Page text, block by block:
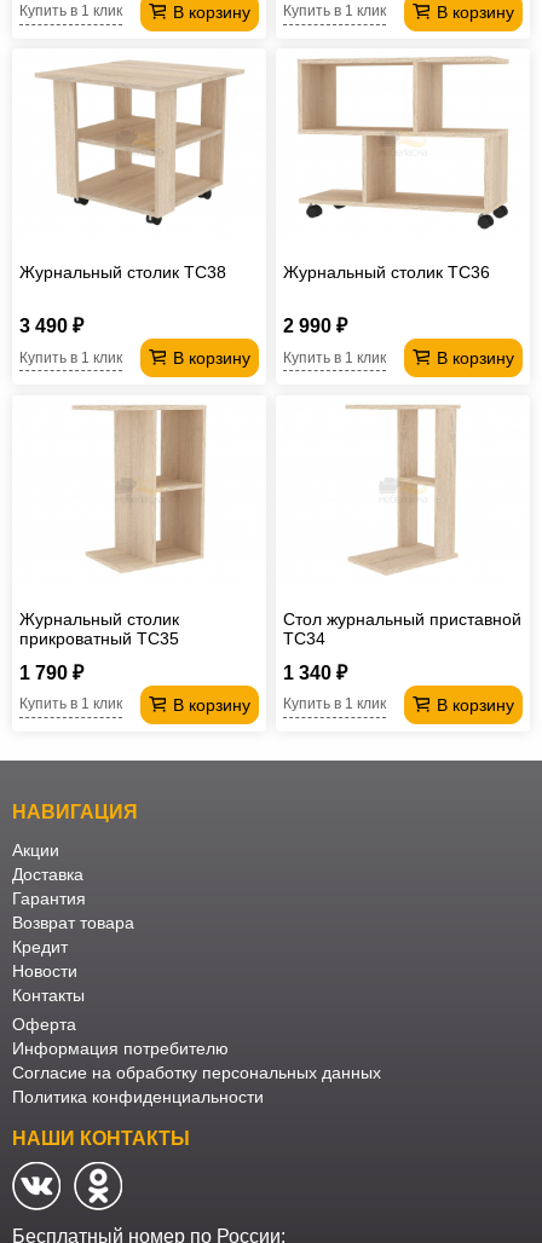
В корзину
Купить в 1 клик В корзину
Купить в 1 клик
Журнальный столик TC38
3 490 ₽
В корзину
Купить в 1 клик
Журнальный столик TC36
2 990 ₽
В корзину
Купить в 1 клик
Журнальный столик
прикроватный TC35
1 790 ₽
В корзину
Купить в 1 клик
Стол журнальный приставной
TC34
1 340 ₽
В корзину
Купить в 1 клик
НАВИГАЦИЯ
Акции
Доставка
Гарантия
Возврат товара
Кредит
Новости
Контакты
Оферта
Информация потребителю
Согласие на обработку персональных данных
Политика конфиденциальности
НАШИ КОНТАКТЫ
Бесплатный номер по России: